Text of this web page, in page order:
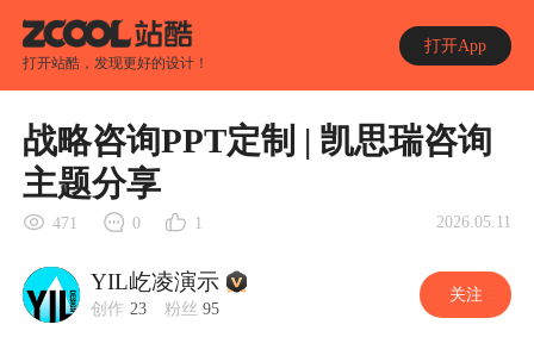
打开站酷，发现更好的设计！
打开App
战略咨询PPT定制 | 凯思瑞咨询
主题分享
471 0 1 2026.05.11
YIL屹凌演示
创作 23 粉丝 95
关注